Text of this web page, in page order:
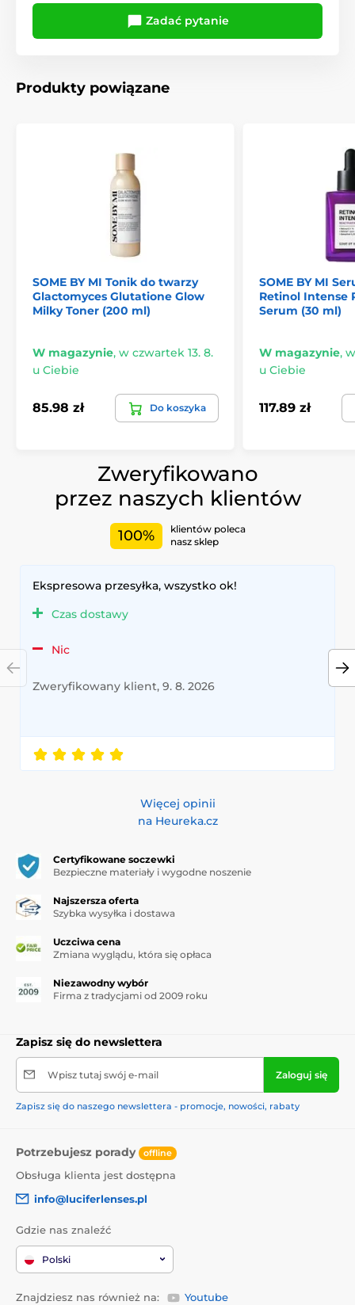
Zadać pytanie
Produkty powiązane
SOME BY MI Tonik do twarzy
Glactomyces Glutatione Glow
Milky Toner (200 ml)
W magazynie, w czwartek 13. 8.
u Ciebie
85.98 zł Do koszyka
SOME BY MI
Retinol Intense
Serum (30 ml)
W magazynie,
u Ciebie
117.89 zł
Zweryfikowano
przez naszych klientów
100%
klientów poleca
nasz sklep
Ekspresowa przesyłka, wszystko ok!
Czas dostawy
Nic
Zweryfikowany klient, 9. 8. 2026
Więcej opinii
na Heureka.cz
Certyfikowane soczewki
Bezpieczne materiały i wygodne noszenie
Najszersza oferta
Szybka wysyłka i dostawa
Uczciwa cena
Zmiana wyglądu, która się opłaca
Niezawodny wybór
Firma z tradycjami od 2009 roku
Zapisz się do newslettera
Wpisz tutaj swój e-mail Zaloguj się
Zapisz się do naszego newslettera - promocje, nowości, rabaty
Potrzebujesz porady offline
Obsługa klienta jest dostępna
info@luciferlenses.pl
Gdzie nas znaleźć
Polski
Znajdziesz nas również na: Youtube